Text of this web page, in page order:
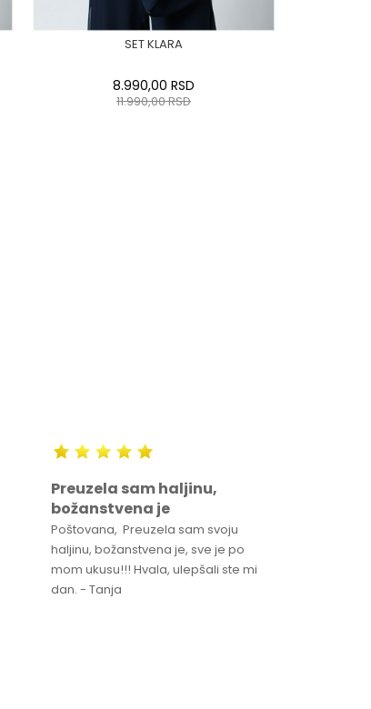
SET KLARA
8.990,00 RSD
11.990,00RSD
Preuzela sam haljinu,
božanstvena je
Poštovana, Preuzela sam svoju
haljinu, božanstvena je, sve je po
mom ukusu!!! Hvala, ulepšali ste mi
dan. - Tanja